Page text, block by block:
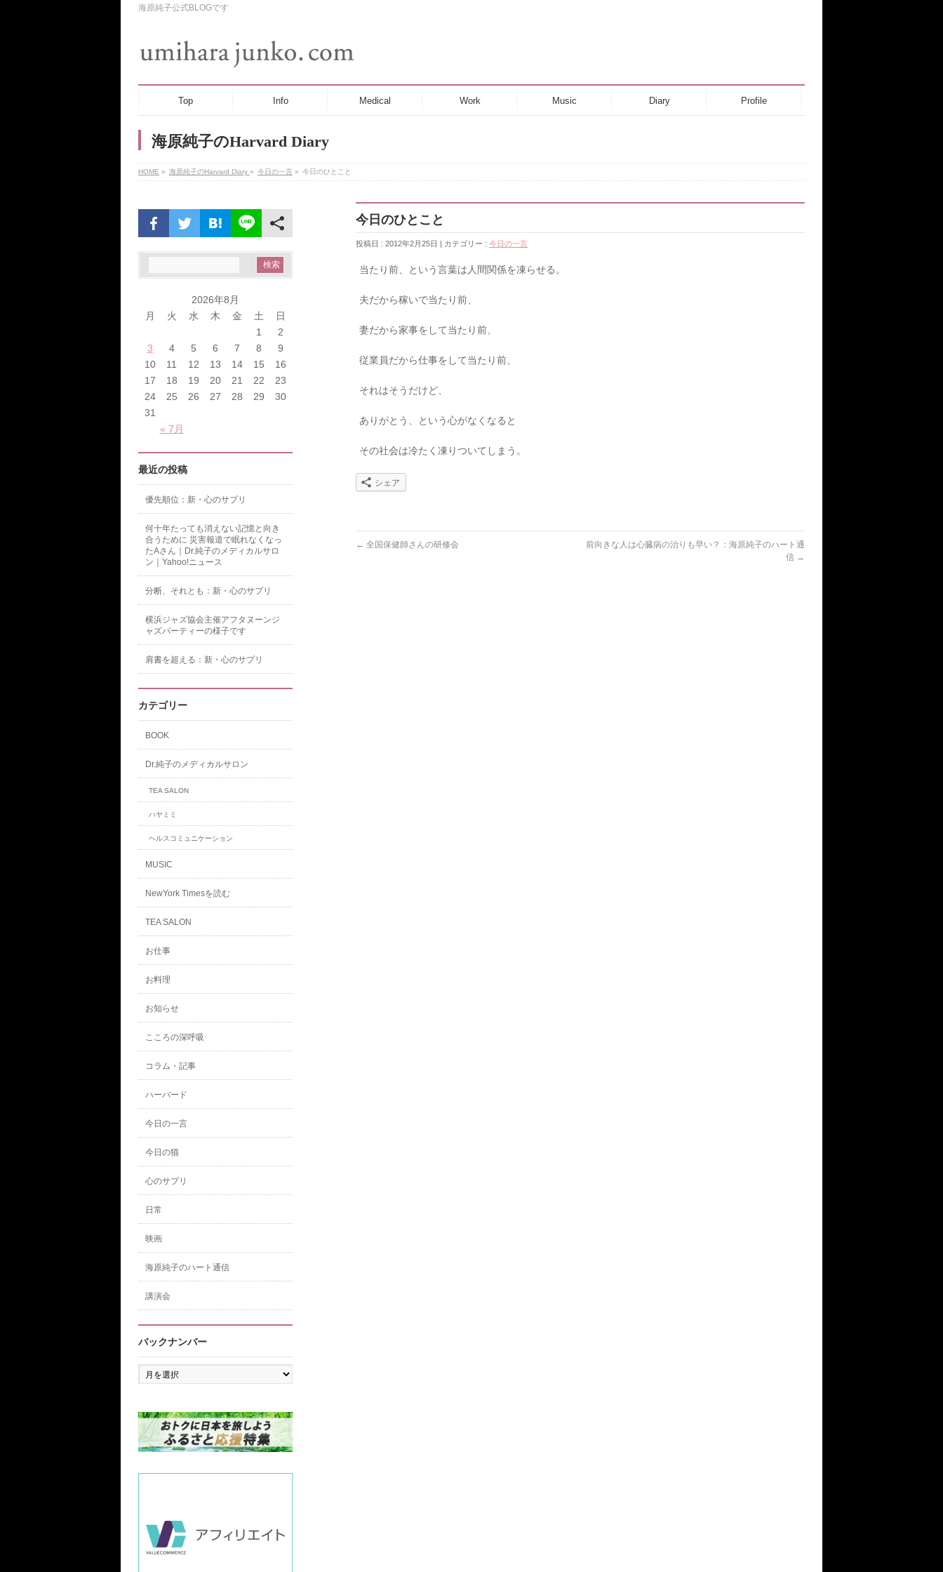
海原純子公式BLOGです
Top Info Medical Work Music Diary Profile
海原純子のHarvard Diary
HOME » 海原純子のHarvard Diary » 今日の一言 » 今日のひとこと
今日のひとこと
投稿日 : 2012年2月25日 | カテゴリー : 今日の一言
当たり前、という言葉は人間関係を凍らせる。
夫だから稼いで当たり前、
妻だから家事をして当たり前、
従業員だから仕事をして当たり前、
それはそうだけど、
ありがとう、という心がなくなると
その社会は冷たく凍りついてしまう。
シェア
← 全国保健師さんの研修会
前向きな人は心臓病の治りも早い？：海原純子のハート通
信 →
2026年8月
月
火 水 木 金 土 日
« 7月
1
2
3
4 5 6 7 8
9
10
11 12 13 14 15
16
17
18 19 20 21 22
23
24
25 26 27 28 29
30
31
最近の投稿
優先順位：新・心のサプリ
何十年たっても消えない記憶と向き
合うために 災害報道で眠れなくなっ
たAさん｜Dr.純子のメディカルサロ
ン｜Yahoo!ニュース
分断、それとも：新・心のサプリ
横浜ジャズ協会主催アフタヌーンジ
ャズパーティーの様子です
肩書を超える：新・心のサプリ
カテゴリー
BOOK
Dr.純子のメディカルサロン
TEA SALON
ハヤミミ
ヘルスコミュニケーション
MUSIC
NewYork Timesを読む
TEA SALON
お仕事
お料理
お知らせ
こころの深呼吸
コラム・記事
ハーバード
今日の一言
今日の猫
心のサプリ
日常
映画
海原純子のハート通信
講演会
バックナンバー
バ
ッ
ン
バ
ー